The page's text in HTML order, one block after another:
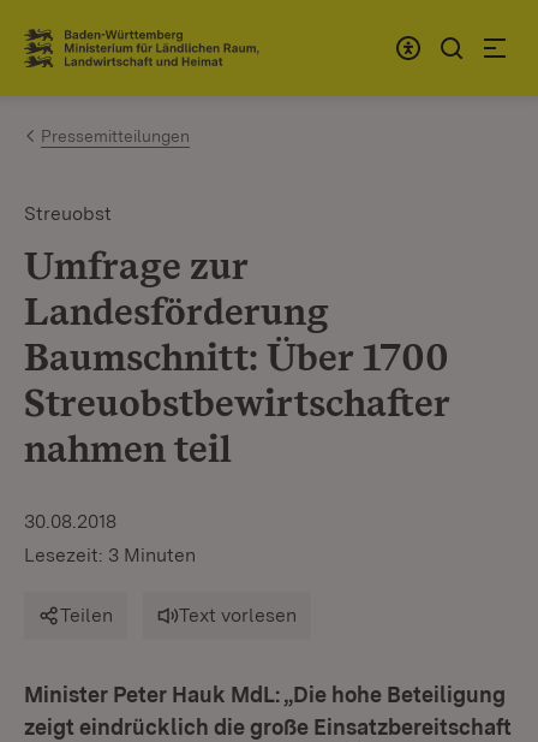
Zum Inhalt springen
Link zur Startseite
Pressemitteilungen
Streuobst
Umfrage zur
Landesförderung
Baumschnitt: Über 1700
Streuobstbewirtschafter
nahmen teil
30.08.2018
Lesezeit: 3 Minuten
Teilen Text vorlesen
Minister Peter Hauk MdL: „Die hohe Beteiligung
zeigt eindrücklich die große Einsatzbereitschaft